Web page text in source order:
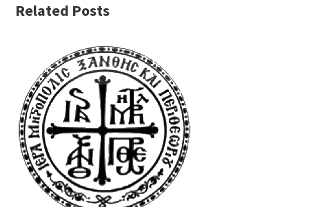
Related Posts